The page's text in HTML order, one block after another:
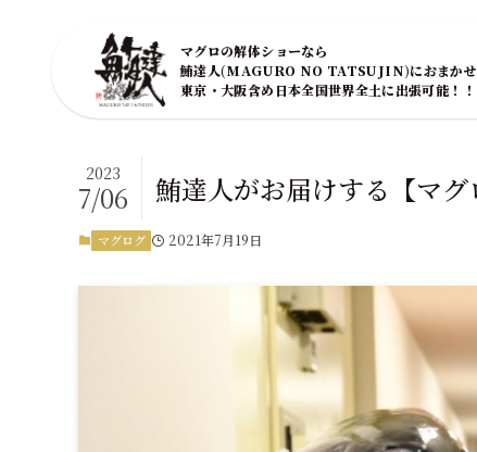
マグロの解体ショーなら
鮪達人(MAGURO NO TATSUJIN)におまかせ
東京・大阪含め日本全国世界全土に出張可能！！
鮪達人がお届けする【マグ
2023
7/06
マグログ 2021年7月19日